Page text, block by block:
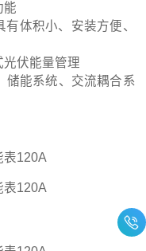
能
体积小、安装方便、
伏能量管理
储能系统、交流耦合系